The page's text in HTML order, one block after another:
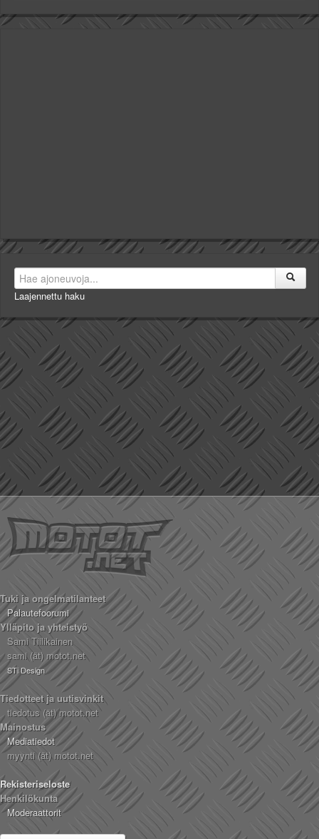
Laajennettu haku
Tuki ja ongelmatilanteet
Palautefoorumi
Ylläpito ja yhteistyö
Sami Tiilikainen
sami (ät) motot.net
STi Design
Tiedotteet ja uutisvinkit
tiedotus (ät) motot.net
Mainostus
Mediatiedot
myynti (ät) motot.net
Rekisteriseloste
Henkilökunta
Moderaattorit